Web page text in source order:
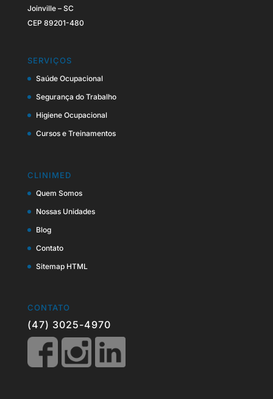
Joinville – SC
CEP 89201-480
SERVIÇOS
Saúde Ocupacional
Segurança do Trabalho
Higiene Ocupacional
Cursos e Treinamentos
CLINIMED
Quem Somos
Nossas Unidades
Blog
Contato
Sitemap HTML
CONTATO
(47) 3025-4970